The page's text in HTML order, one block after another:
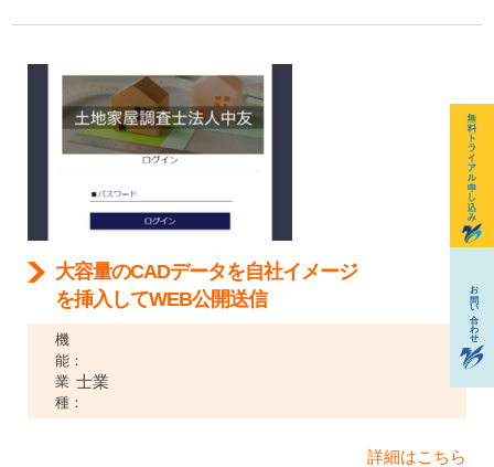
大容量のCADデータを自社イメージ
を挿入してWEB公開送信
機
能：
業
種：
士業
詳細はこちら